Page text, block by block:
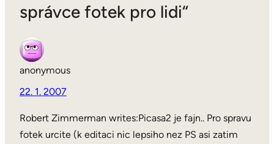
správce fotek pro lidi“
anonymous
22. 1. 2007
Robert Zimmerman writes:Picasa2 je fajn.. Pro spravu
fotek urcite (k editaci nic lepsiho nez PS asi zatim